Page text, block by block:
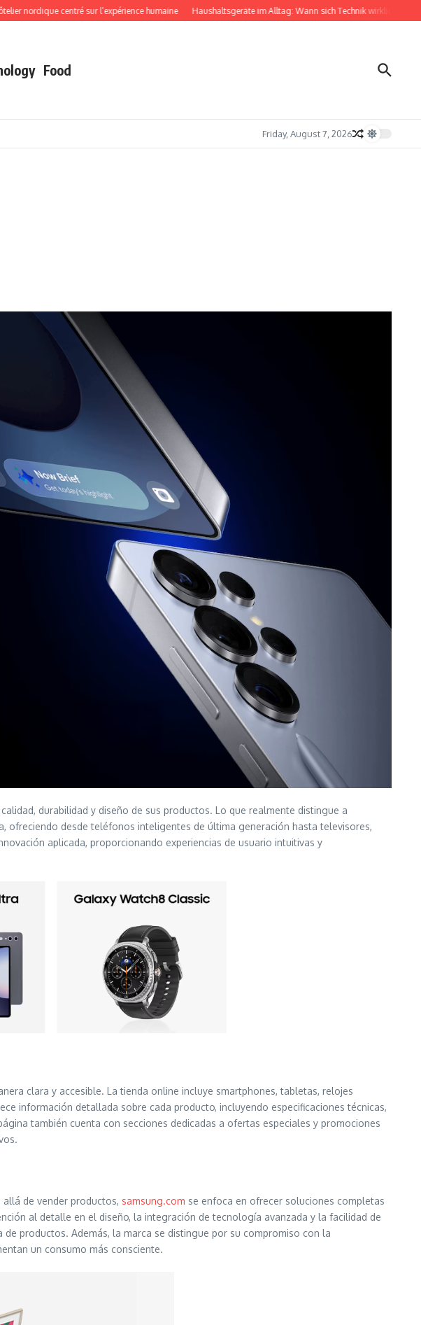
nordique centré sur l’expérience humaine Haushaltsgeräte im Alltag: Wann sich Technik wirklich
Food
Friday, August 7, 2026
durabilidad y diseño de sus productos. Lo que realmente distingue a
ofreciendo desde teléfonos inteligentes de última generación hasta televisores,
aplicada, proporcionando experiencias de usuario intuitivas y
clara y accesible. La tienda online incluye smartphones, tabletas, relojes
información detallada sobre cada producto, incluyendo especificaciones técnicas,
también cuenta con secciones dedicadas a ofertas especiales y promociones
de vender productos, samsung.com se enfoca en ofrecer soluciones completas
al detalle en el diseño, la integración de tecnología avanzada y la facilidad de
productos. Además, la marca se distingue por su compromiso con la
un consumo más consciente.